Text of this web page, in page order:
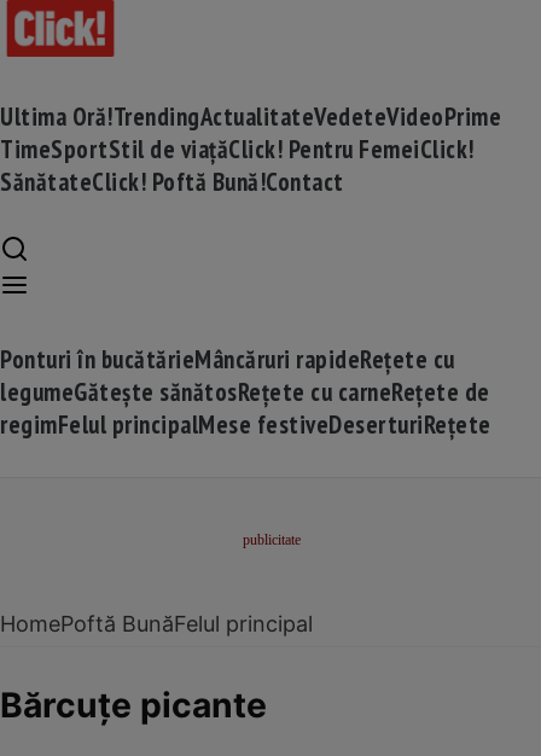
Ultima Oră!TrendingActualitateVedeteVideoPrime
TimeSportStil de viațăClick! Pentru FemeiClick!
SănătateClick! Poftă Bună!Contact
Ponturi în bucătărieMâncăruri rapideRețete cu
legumeGătește sănătosRețete cu carneRețete de
regimFelul principalMese festiveDeserturiRețete
HomePoftă BunăFelul principal
Bărcuţe picante